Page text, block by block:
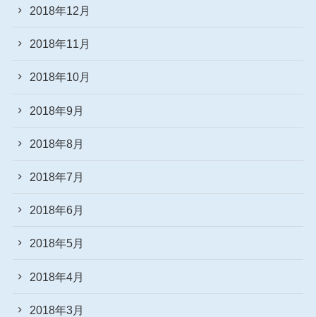
2018年12月
2018年11月
2018年10月
2018年9月
2018年8月
2018年7月
2018年6月
2018年5月
2018年4月
2018年3月